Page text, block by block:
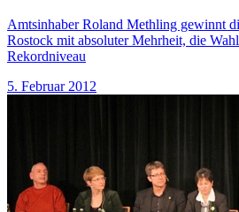
Amtsinhaber Roland Methling gewinnt
Rostock mit absoluter Mehrheit, die
Rekordniveau
5. Februar 2012